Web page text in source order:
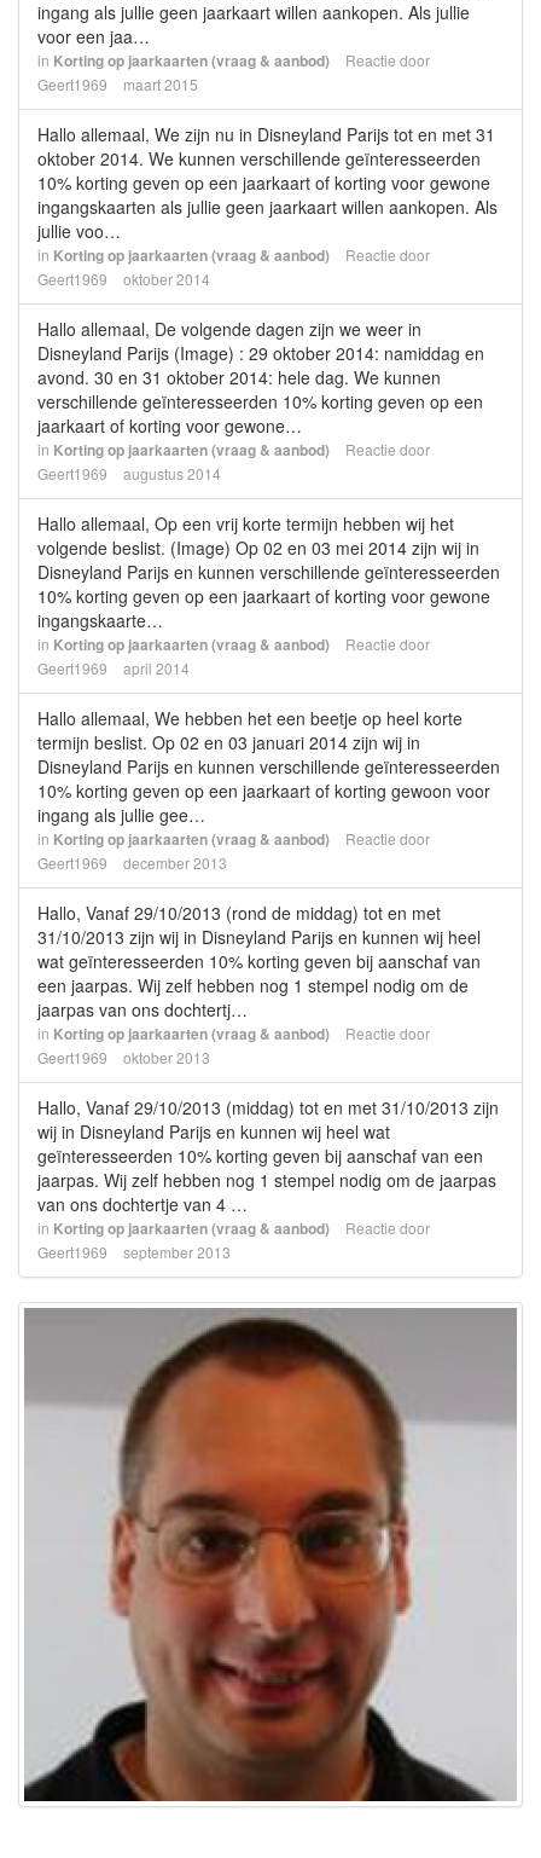
ingang als jullie geen jaarkaart willen aankopen. Als jullie
voor een jaa…
in Korting op jaarkaarten (vraag & aanbod)
Reactie door
Geert1969
maart 2015
Hallo allemaal, We zijn nu in Disneyland Parijs tot en met 31
oktober 2014. We kunnen verschillende geïnteresseerden
10% korting geven op een jaarkaart of korting voor gewone
ingangskaarten als jullie geen jaarkaart willen aankopen. Als
jullie voo…
in Korting op jaarkaarten (vraag & aanbod)
Reactie door
Geert1969
oktober 2014
Hallo allemaal, De volgende dagen zijn we weer in
Disneyland Parijs (Image) : 29 oktober 2014: namiddag en
avond. 30 en 31 oktober 2014: hele dag. We kunnen
verschillende geïnteresseerden 10% korting geven op een
jaarkaart of korting voor gewone…
in Korting op jaarkaarten (vraag & aanbod)
Reactie door
Geert1969
augustus 2014
Hallo allemaal, Op een vrij korte termijn hebben wij het
volgende beslist. (Image) Op 02 en 03 mei 2014 zijn wij in
Disneyland Parijs en kunnen verschillende geïnteresseerden
10% korting geven op een jaarkaart of korting voor gewone
ingangskaarte…
in Korting op jaarkaarten (vraag & aanbod)
Reactie door
Geert1969
april 2014
Hallo allemaal, We hebben het een beetje op heel korte
termijn beslist. Op 02 en 03 januari 2014 zijn wij in
Disneyland Parijs en kunnen verschillende geïnteresseerden
10% korting geven op een jaarkaart of korting gewoon voor
ingang als jullie gee…
in Korting op jaarkaarten (vraag & aanbod)
Reactie door
Geert1969
december 2013
Hallo, Vanaf 29/10/2013 (rond de middag) tot en met
31/10/2013 zijn wij in Disneyland Parijs en kunnen wij heel
wat geïnteresseerden 10% korting geven bij aanschaf van
een jaarpas. Wij zelf hebben nog 1 stempel nodig om de
jaarpas van ons dochtertj…
in Korting op jaarkaarten (vraag & aanbod)
Reactie door
Geert1969
oktober 2013
Hallo, Vanaf 29/10/2013 (middag) tot en met 31/10/2013 zijn
wij in Disneyland Parijs en kunnen wij heel wat
geïnteresseerden 10% korting geven bij aanschaf van een
jaarpas. Wij zelf hebben nog 1 stempel nodig om de jaarpas
van ons dochtertje van 4 …
in Korting op jaarkaarten (vraag & aanbod)
Reactie door
Geert1969
september 2013